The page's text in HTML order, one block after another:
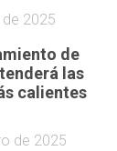
2025
de
las
calientes
de 2025